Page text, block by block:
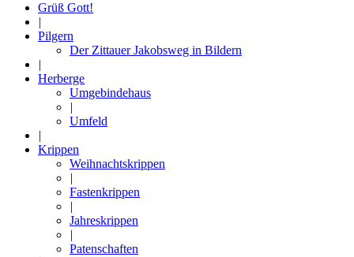
Grüß Gott!
|
Pilgern
Der Zittauer Jakobsweg in Bildern
|
Herberge
Umgebindehaus
|
Umfeld
|
Krippen
Weihnachtskrippen
|
Fastenkrippen
|
Jahreskrippen
|
Patenschaften